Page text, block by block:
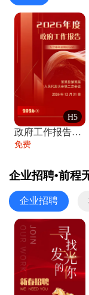
H5
政府工作报告政府年终工作总结
免费
企业招聘•前程
企业招聘